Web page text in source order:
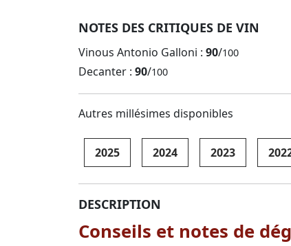
NOTES DES CRITIQUES DE VIN
Vinous Antonio Galloni : 90/100
Decanter : 90/100
Autres millésimes disponibles
2025 2024 2023
DESCRIPTION
Conseils et notes de